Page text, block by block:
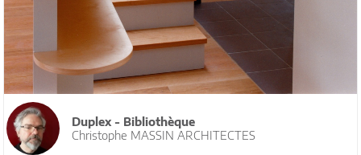
Duplex - Bibliothèque
Christophe MASSIN ARCHITECTES